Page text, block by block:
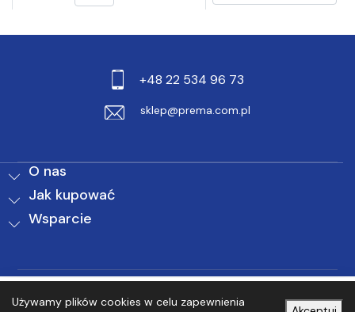
+48 22 534 96 73
sklep@prema.com.pl
O nas
Jak kupować
Wsparcie
Używamy plików cookies w celu zapewnienia